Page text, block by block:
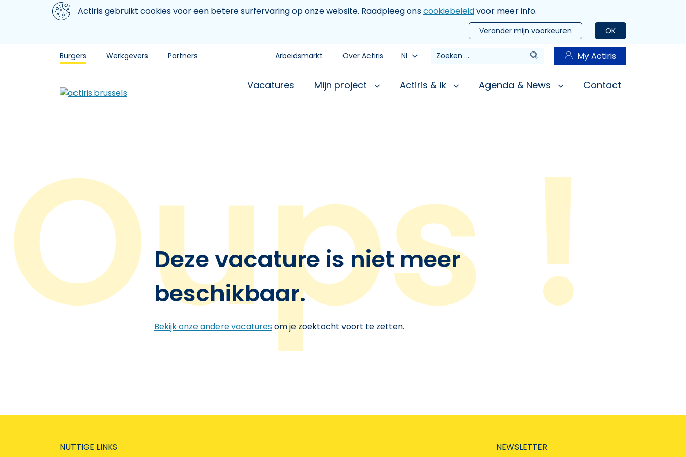
Aller au contenu principal
We gebruiken cookiesActiris gebruikt cookies voor een betere surfervaring op onze website. Raadpleeg onscookiebeleidvoor meer info.
OK
Verander mijn voorkeuren
Burgers Werkgevers Partners Arbeidsmarkt Over Actiris Nl Zoeken Zoeken My Actiris
Vacatures Mijn project Actiris & ik Agenda & News Contact
Deze vacature is niet meer
beschikbaar.
Bekijk onze andere vacaturesom je zoektocht voort te zetten.
NUTTIGE LINKS NEWSLETTER